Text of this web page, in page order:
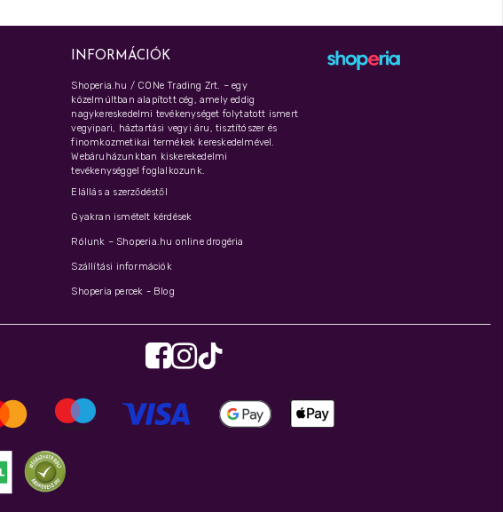
INFORMÁCIÓK
Shoperia.hu / CONe Trading Zrt. – egy
közelmúltban alapított cég, amely eddig
nagykereskedelmi tevékenységet folytatott ismert
vegyipari, háztartási vegyi áru, tisztítószer és
finomkozmetikai termékek kereskedelmével.
Webáruházunkban kiskerekedelmi
tevékenységgel foglalkozunk.
Elállás a szerződéstől
Gyakran ismételt kérdések
Rólunk – Shoperia.hu online drogéria
Szállítási információk
Shoperia percek - Blog